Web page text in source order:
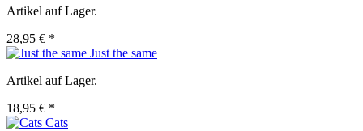
Artikel auf Lager.
28,95 € *
Just the same
Artikel auf Lager.
18,95 € *
Cats